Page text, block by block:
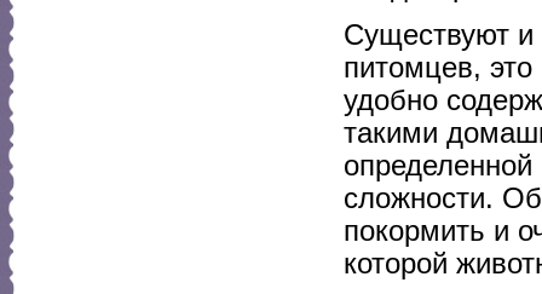
Существуют и
питомцев,
удобно
такими
определенной
сложности.
покормить и
которой